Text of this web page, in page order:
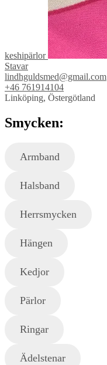
keshipärlor
Stavar
lindhguldsmed@gmail.com
+46 761914104
Linköping, Östergötland
Smycken:
Armband
Halsband
Herrsmycken
Hängen
Kedjor
Pärlor
Ringar
Ädelstenar